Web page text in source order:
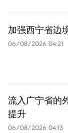
加强西宁省边
06/08/2026 04:21
流入广宁省的
提升
06/08/2026 04:13